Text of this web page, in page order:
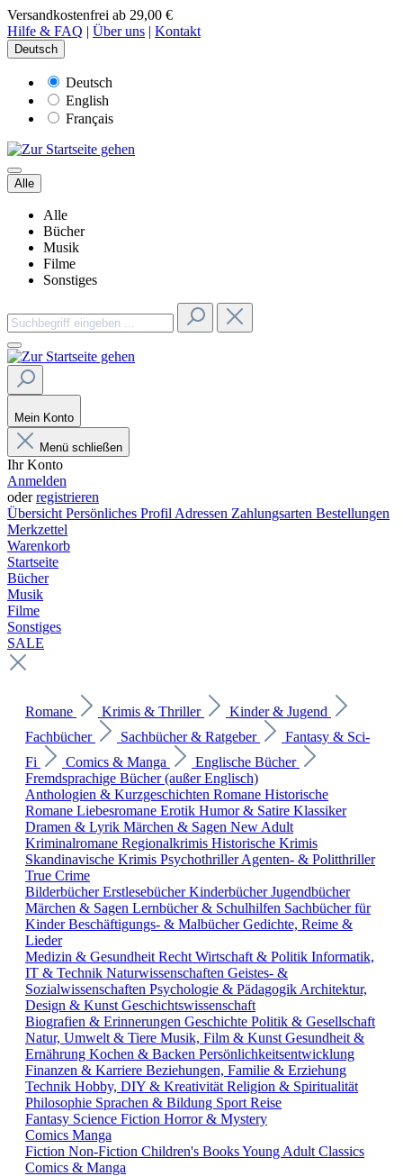
Versandkostenfrei ab 29,00 €
Hilfe & FAQ | Über uns | Kontakt
Deutsch
Deutsch
English
Français
Alle
Alle
Bücher
Musik
Filme
Sonstiges
Mein Konto
Menü schließen
Ihr Konto
Anmelden
oderregistrieren
Übersicht Persönliches Profil Adressen Zahlungsarten Bestellungen
Merkzettel
Warenkorb
Startseite
Bücher
Musik
Filme
Sonstiges
SALE
Romane Krimis & Thriller
Kinder & Jugend
Fachbücher
Sachbücher & Ratgeber
Fantasy & Sci-
Fi
Comics & Manga
Englische Bücher
Fremdsprachige Bücher (außer Englisch)
Anthologien & Kurzgeschichten Romane Historische
Romane Liebesromane Erotik Humor & Satire Klassiker
Dramen & Lyrik Märchen & Sagen New Adult
Kriminalromane Regionalkrimis Historische Krimis
Skandinavische Krimis PsychothrillerAgenten- & Politthriller
True Crime
BilderbücherErstlesebücherKinderbücherJugendbücher
Märchen & Sagen Lernbücher & Schulhilfen Sachbücher für
KinderBeschäftigungs- & MalbücherGedichte, Reime &
Lieder
Medizin & Gesundheit Recht Wirtschaft & Politik Informatik,
IT & Technik Naturwissenschaften Geistes- &
Sozialwissenschaften Psychologie & Pädagogik Architektur,
Design & Kunst Geschichtswissenschaft
Biografien & Erinnerungen Geschichte Politik & Gesellschaft
Natur, Umwelt & Tiere Musik, Film & Kunst Gesundheit &
Ernährung Kochen & Backen Persönlichkeitsentwicklung
Finanzen & Karriere Beziehungen, Familie & Erziehung
Technik Hobby, DIY & Kreativität Religion & Spiritualität
Philosophie Sprachen & Bildung Sport Reise
Fantasy Science Fiction Horror & Mystery
Comics Manga
Fiction Non-Fiction Children's BooksYoung Adult Classics
Comics & Manga